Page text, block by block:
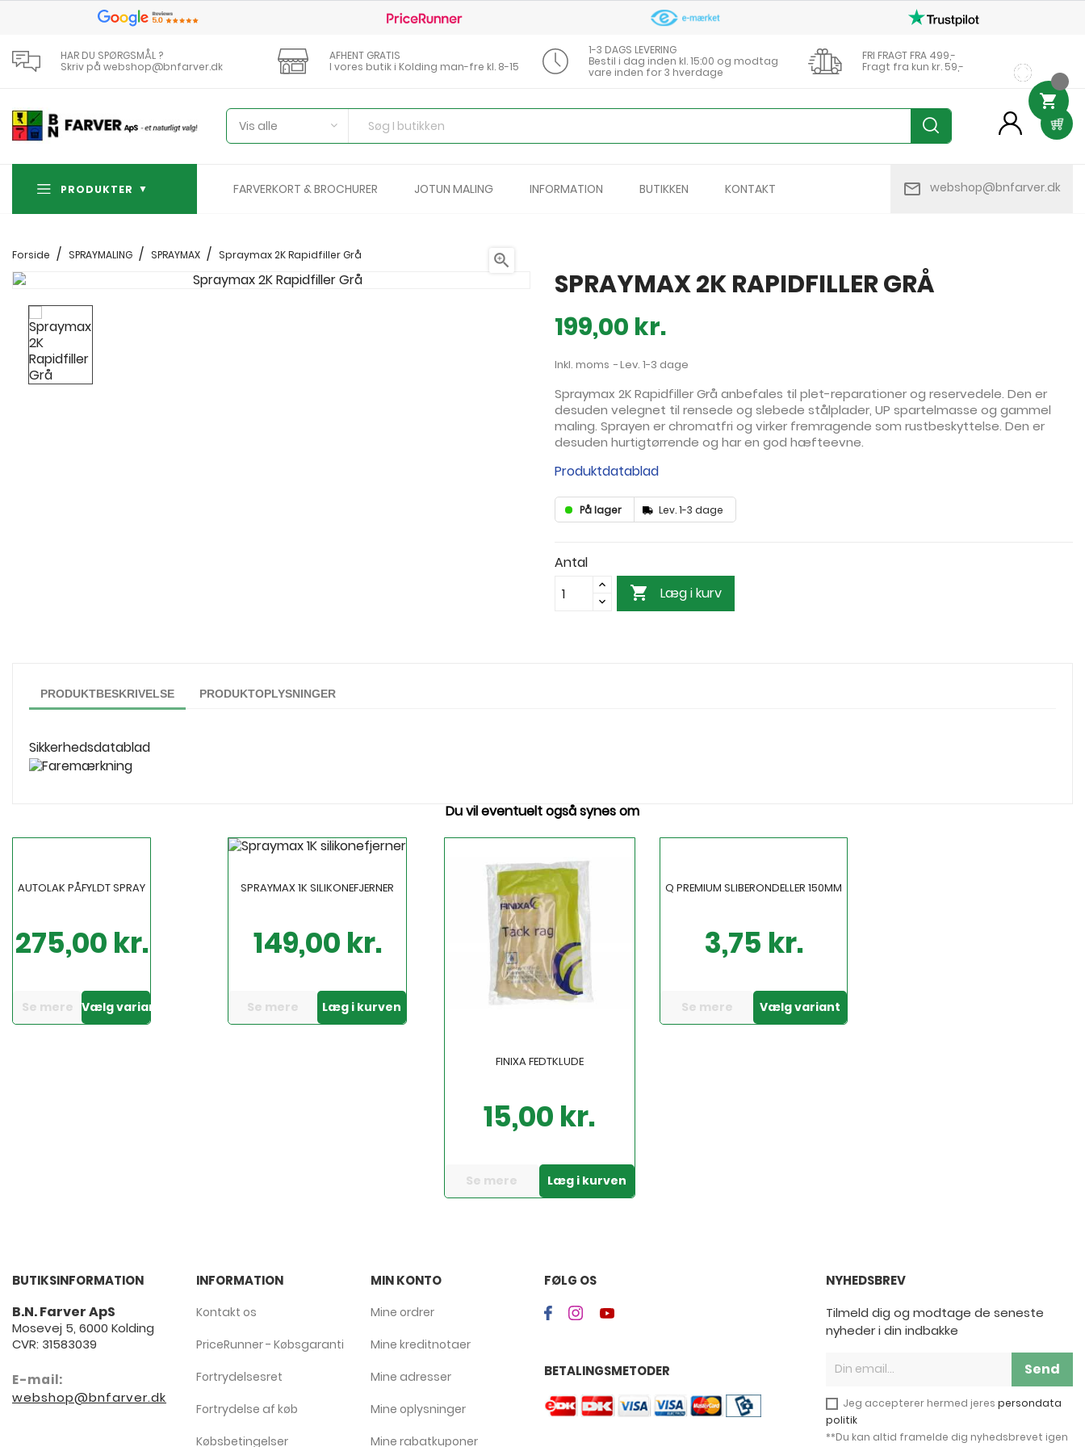
HAR DU SPØRGSMÅL ?
Skriv på webshop@bnfarver.dk
AFHENT GRATIS
I vores butik i Kolding man-fre kl. 8-15
1-3 DAGS LEVERING
Bestil i dag inden kl. 15:00 og modtag
vare inden for 3 hverdage
FRI FRAGT FRA 499,-
Fragt fra kun kr. 59,-
Vis alle person
PRODUKTER FARVERKORT & BROCHURER JOTUN MALING INFORMATION BUTIKKEN KONTAKT mail_outline webshop@bnfarver.dk
Forside SPRAYMALING SPRAYMAX Spraymax 2K Rapidfiller Grå 
SPRAYMAX 2K RAPIDFILLER GRÅ
199,00 kr.
Inkl. moms Lev. 1-3 dage
Spraymax 2K Rapidfiller Grå anbefales til plet-reparationer og reservedele. Den er
desuden velegnet til rensede og slebede stålplader, UP spartelmasse og gammel
maling. Sprayen er chromatfri og virker fremragende som rustbeskyttelse. Den er
desuden hurtigtørrende og har en god hæfteevne.
Produktdatablad
På lager Lev. 1-3 dage
Antal
 Læg i kurv
PRODUKTBESKRIVELSE PRODUKTOPLYSNINGER
Sikkerhedsdatablad
Du vil eventuelt også synes om
AUTOLAK PÅFYLDT SPRAY
Pris
275,00 kr.
Se mere Vælg variant
SPRAYMAX 1K SILIKONEFJERNER
149,00 kr.
Se mere Læg i kurven
FINIXA FEDTKLUDE
15,00 kr.
Se mere Læg i kurven
Q PREMIUM SLIBERONDELLER 150MM
3,75 kr.
Se mere Vælg variant
BUTIKSINFORMATION
B.N. Farver ApS
Mosevej 5, 6000 Kolding
CVR: 31583039
E-mail:
webshop@bnfarver.dk
INFORMATION
Kontakt os
PriceRunner - Købsgaranti
Fortrydelsesret
Fortrydelse af køb
Købsbetingelser
MIN KONTO
Mine ordrer
Mine kreditnotaer
Mine adresser
Mine oplysninger
Mine rabatkuponer
FØLG OS
BETALINGSMETODER
NYHEDSBREV
Tilmeld dig og modtage de seneste
nyheder i din indbakke
Send
Jeg accepterer hermed jeres persondata
politik
**Du kan altid framelde dig nyhedsbrevet igen
